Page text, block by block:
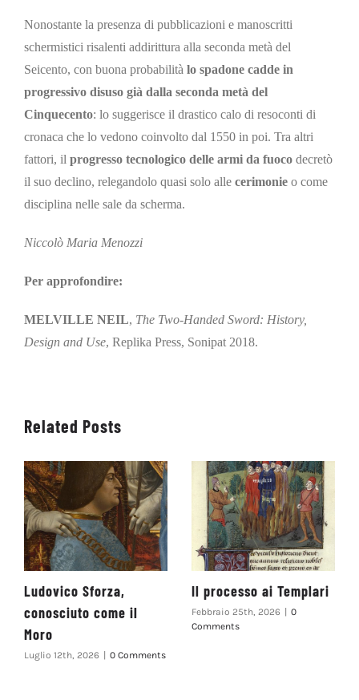
Nonostante la presenza di pubblicazioni e manoscritti
schermistici risalenti addirittura alla seconda metà del
Seicento, con buona probabilità lo spadone cadde in
progressivo disuso già dalla seconda metà del
Cinquecento: lo suggerisce il drastico calo di resoconti di
cronaca che lo vedono coinvolto dal 1550 in poi. Tra altri
fattori, il progresso tecnologico delle armi da fuocodecretò
il suo declino, relegandolo quasi solo alle cerimonieo come
disciplina nelle sale da scherma.
Niccolò Maria Menozzi
Per approfondire:
MELVILLE NEIL, The Two-Handed Sword: History,
Design and Use, Replika Press, Sonipat 2018.
Related Posts
Ludovico Sforza,
conosciuto come il
Moro
Luglio 12th, 2026 | 0 Comments
Il processo ai Templari
Febbraio 25th, 2026 | 0
Comments